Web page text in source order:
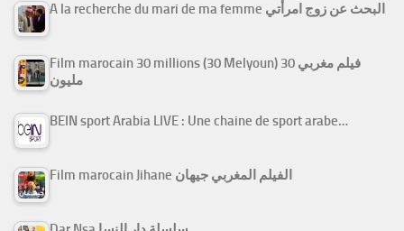
A la recherche du mari de ma femme البحث عن زوج امرأتي
Film marocain 30 millions (30 Melyoun) فيلم مغربي 30
مليون
BEIN sport Arabia LIVE : Une chaine de sport arabe…
Film marocain Jihane الفيلم المغربي جيهان